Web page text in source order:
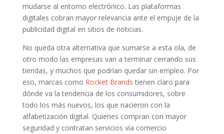
mudarse al entorno electrónico. Las plataformas
digitales cobran mayor relevancia ante el empuje de la
publicidad digital en sitios de noticias.
No queda otra alternativa que sumarse a esta ola, de
otro modo las empresas van a terminar cerrando sus
tiendas, y muchos que podrían quedar sin empleo. Por
eso, marcas como Rocket Brands tienen claro para
dónde va la tendencia de los consumidores, sobre
todo los más nuevos, los que nacieron con la
alfabetización digital. Quienes compran con mayor
seguridad y contratan servicios vía comercio